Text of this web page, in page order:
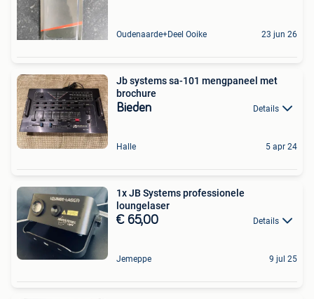
Oudenaarde+Deel Ooike 23 jun 26
Jb systems sa-101 mengpaneel met
brochure
Bieden Details
Halle 5 apr 24
1x JB Systems professionele
loungelaser
€ 65,00 Details
Jemeppe 9 jul 25